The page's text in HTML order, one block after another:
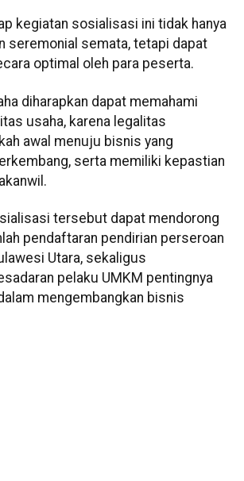
kegiatan sosialisasi ini tidak hanya
seremonial semata, tetapi dapat
optimal oleh para peserta.
diharapkan dapat memahami
usaha, karena legalitas
awal menuju bisnis yang
serta memiliki kepastian
tersebut dapat mendorong
pendaftaran pendirian perseroan
Utara, sekaligus
pelaku UMKM pentingnya
mengembangkan bisnis